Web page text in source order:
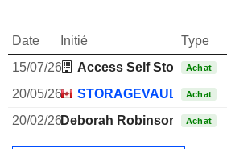
Date Initié Type
15/07/26
Access Self Storage,
Achat
20/05/26
STORAGEVAULTAchat
20/02/26Deborah Robinson Achat